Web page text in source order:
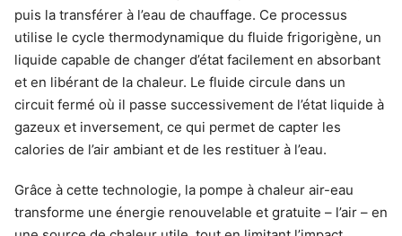
puis la transférer à l’eau de chauffage. Ce processus
utilise le cycle thermodynamique du fluide frigorigène, un
liquide capable de changer d’état facilement en absorbant
et en libérant de la chaleur. Le fluide circule dans un
circuit fermé où il passe successivement de l’état liquide à
gazeux et inversement, ce qui permet de capter les
calories de l’air ambiant et de les restituer à l’eau.
Grâce à cette technologie, la pompe à chaleur air-eau
transforme une énergie renouvelable et gratuite – l’air – en